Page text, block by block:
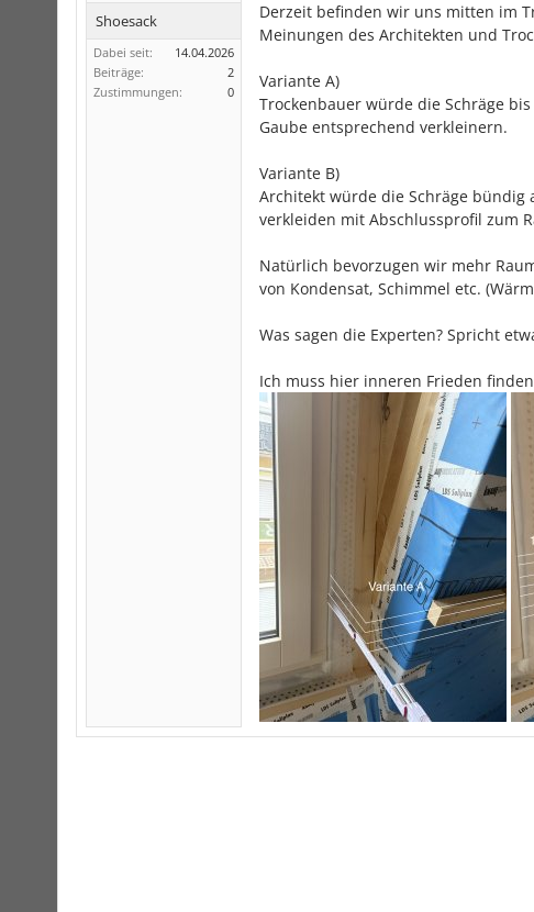
Shoesack
Dabei seit:
14.04.2026
Beiträge:
2
Zustimmungen:
0
Derzeit befinden wir uns mitten im
Meinungen des Architekten und
Variante A)
Trockenbauer würde die Schräge
Gaube entsprechend verkleinern.
Variante B)
Architekt würde die Schräge
verkleiden mit Abschlussprofil zum
Natürlich bevorzugen wir mehr
von Kondensat, Schimmel etc.
Was sagen die Experten? Spricht
Ich muss hier inneren Frieden